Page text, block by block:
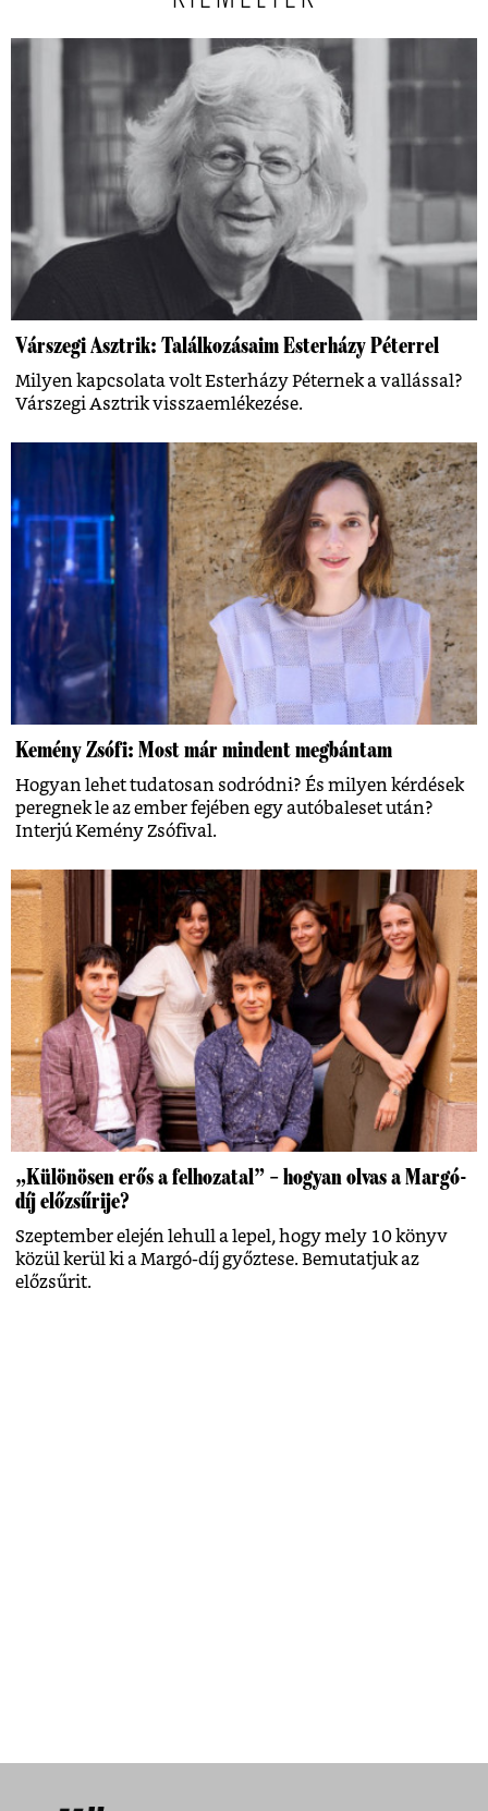
Várszegi Asztrik: Találkozásaim Esterházy Péterrel
Milyen kapcsolata volt Esterházy Péternek a vallással?
Várszegi Asztrik visszaemlékezése.
Kemény Zsófi: Most már mindent megbántam
Hogyan lehet tudatosan sodródni? És milyen kérdések
peregnek le az ember fejében egy autóbaleset után?
Interjú Kemény Zsófival.
„Különösen erős a felhozatal” – hogyan olvas a Margó-
díj előzsűrije?
Szeptember elején lehull a lepel, hogy mely 10 könyv
közül kerül ki a Margó-díj győztese. Bemutatjuk az
előzsűrit.